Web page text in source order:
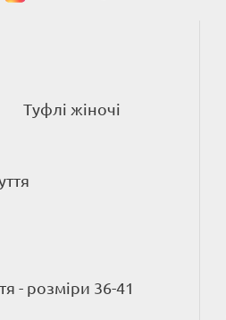
Туфлі жіночі
- розміри 36-41